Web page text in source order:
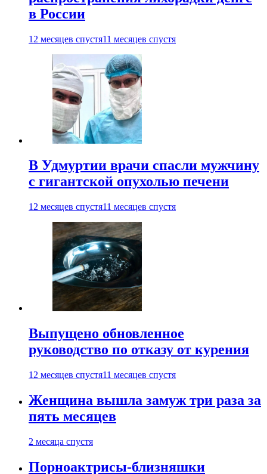
в России
12 месяцев спустя11 месяцев спустя
В Удмуртии врачи спасли мужчину
с гигантской опухолью печени
12 месяцев спустя11 месяцев спустя
Выпущено обновленное
руководство по отказу от курения
12 месяцев спустя11 месяцев спустя
Женщина вышла замуж три раза за
пять месяцев
2 месяца спустя
Порноактрисы-близняшки